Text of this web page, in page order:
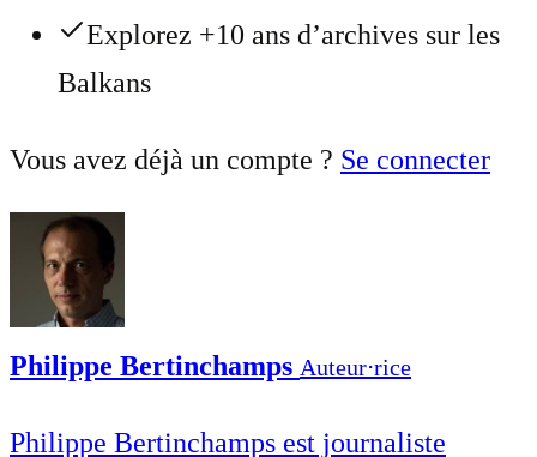
Explorez +10 ans d’archives sur les
Balkans
Vous avez déjà un compte ? Se connecter
Philippe Bertinchamps Auteur⋅rice
Philippe Bertinchamps est journaliste